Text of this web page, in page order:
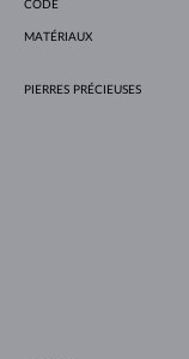
CODE
MATÉRIAUX
PIERRES PRÉCIEUSES